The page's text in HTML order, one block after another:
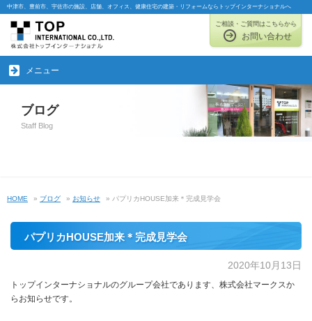
中津市、豊前市、宇佐市の施設、店舗、オフィス、健康住宅の建築・リフォームならトップインターナショナルへ
ご相談・ご質問はこちらから
お問い合わせ
メニュー
ブログ
Staff Blog
HOME » ブログ » お知らせ » パプリカHOUSE加来＊完成見学会
パプリカHOUSE加来＊完成見学会
2020年10月13日
トップインターナショナルのグループ会社であります、株式会社マークスか
らお知らせです。